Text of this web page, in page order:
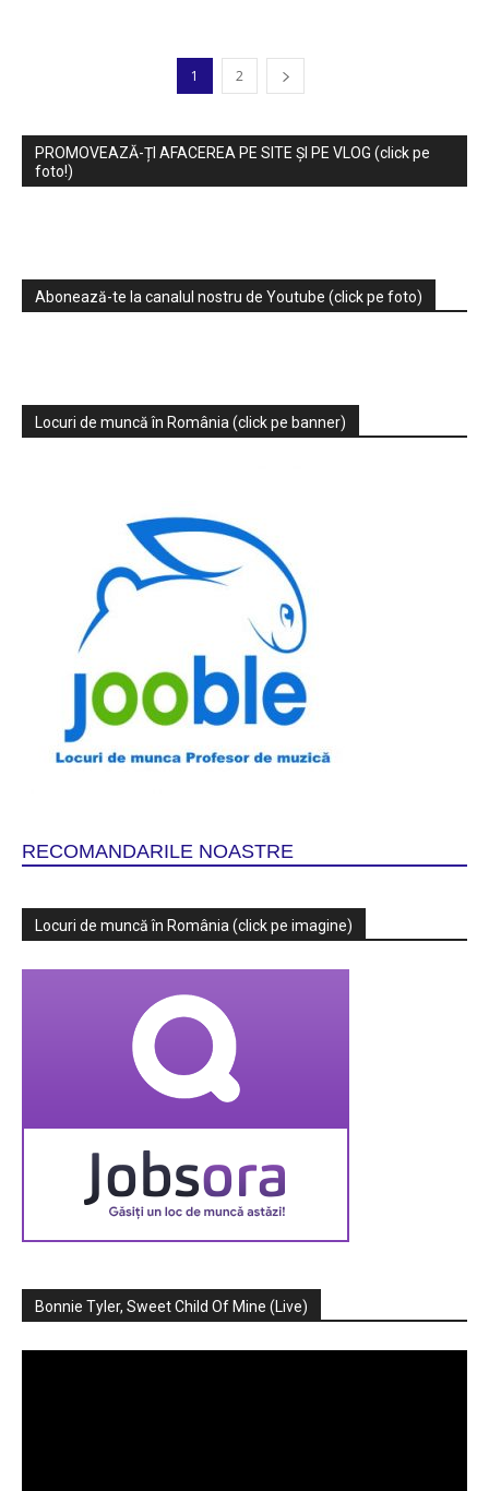
1 2
PROMOVEAZĂ-ȚI AFACEREA PE SITE ȘI PE VLOG (click pe
foto!)
Abonează-te la canalul nostru de Youtube (click pe foto)
Locuri de muncă în România (click pe banner)
RECOMANDARILE NOASTRE
Locuri de muncă în România (click pe imagine)
Bonnie Tyler, Sweet Child Of Mine (Live)